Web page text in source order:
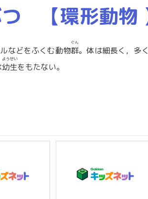
【環形動物
などをふくむ動物群
ぐん
。体は細長く，多
幼生
ようせい
をもたない。